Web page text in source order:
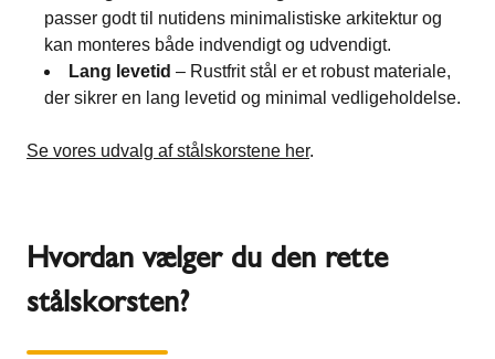
passer godt til nutidens minimalistiske arkitektur og
kan monteres både indvendigt og udvendigt.
Lang levetid – Rustfrit stål er et robust materiale,
der sikrer en lang levetid og minimal vedligeholdelse.
Se vores udvalg af stålskorstene her.
Hvordan vælger du den rette
stålskorsten?